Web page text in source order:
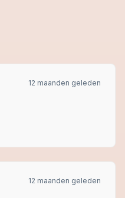
12 maanden geleden
12 maanden geleden